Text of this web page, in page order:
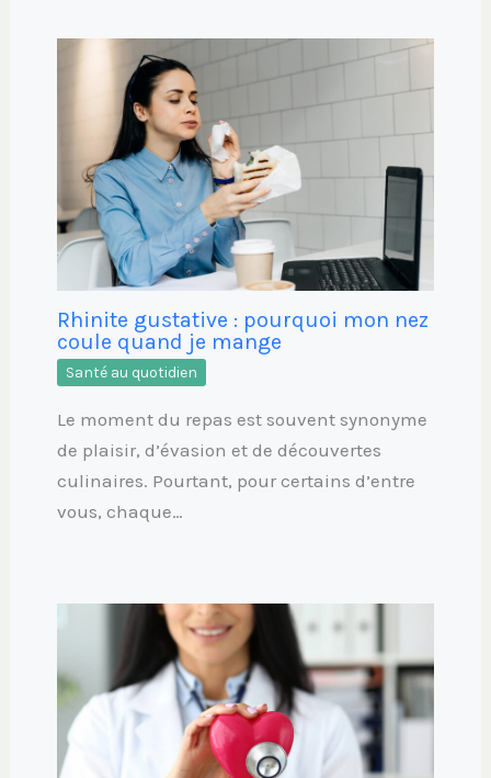
Rhinite gustative : pourquoi mon nez
coule quand je mange
Santé au quotidien
Le moment du repas est souvent synonyme
de plaisir, d’évasion et de découvertes
culinaires. Pourtant, pour certains d’entre
vous, chaque…